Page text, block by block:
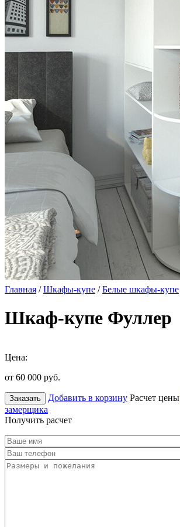
Главная /Шкафы-купе /Белые шкафы-купе
Шкаф-купе Фуллер
Цена:
от 60 000 руб.
Заказать Добавить в корзину Расчет цены
замерщика
Получить расчет